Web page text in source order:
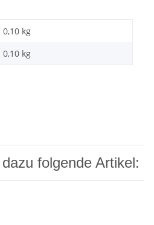
0,10 kg
0,10 kg
folgende Artikel: